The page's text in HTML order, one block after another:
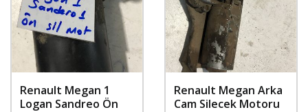
Renault Megan 1
Logan Sandreo Ön
Renault Megan Arka
Cam Silecek Motoru